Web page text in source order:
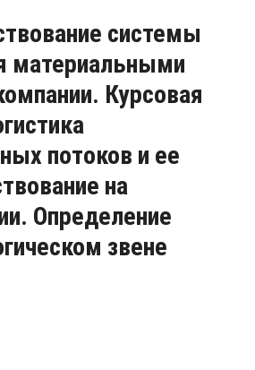
системы
материальными
Курсовая
потоков и ее
на
Определение
звене